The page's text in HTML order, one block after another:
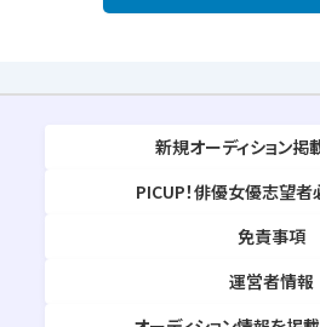
新規オーディション掲
PICUP！俳優女優志望者
免責事項
運営者情報